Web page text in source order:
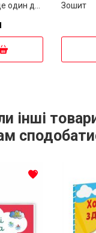
один до
Зошит
інші
До списку